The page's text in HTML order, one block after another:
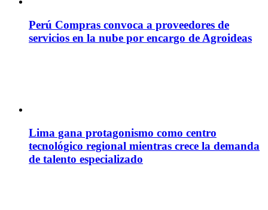
Perú Compras convoca a proveedores de
servicios en la nube por encargo de Agroideas
Lima gana protagonismo como centro
tecnológico regional mientras crece la demanda
de talento especializado